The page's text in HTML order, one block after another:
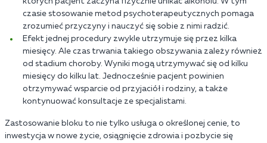
czasie stosowanie metod psychoterapeutycznych pomaga
zrozumieć przyczyny i nauczyć się sobie z nimi radzić.
Efekt jednej procedury zwykle utrzymuje się przez kilka
miesięcy. Ale czas trwania takiego obszywania zależy również
od stadium choroby. Wyniki mogą utrzymywać się od kilku
miesięcy do kilku lat. Jednocześnie pacjent powinien
otrzymywać wsparcie od przyjaciół i rodziny, a także
kontynuować konsultacje ze specjalistami.
Zastosowanie bloku to nie tylko usługa o określonej cenie, to
inwestycja w nowe życie, osiągnięcie zdrowia i pozbycie się